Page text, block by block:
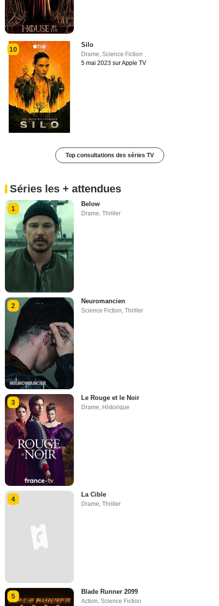
10
Silo
Drame,Science Fiction
5 mai 2023 sur Apple TV
Top consultations des séries TV
Séries les + attendues
1
Below
Drame,Thriller
2
Neuromancien
Science Fiction ,Thriller
3
Le Rouge et le Noir
Drame, Historique
4
La Cible
Drame,Thriller
5
Blade Runner 2099
Action ,Science Fiction